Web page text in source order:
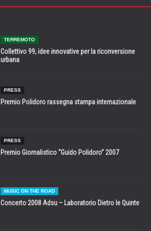
TERREMOTO
Collettivo 99, idee innovative per la riconversione
urbana
PRESS
Premio Polidoro rassegna stampa internazionale
PRESS
Premio Giornalistico “Guido Polidoro” 2007
MUSIC ON THE ROAD
Concerto 2008 Adsu – Laboratorio Dietro le Quinte